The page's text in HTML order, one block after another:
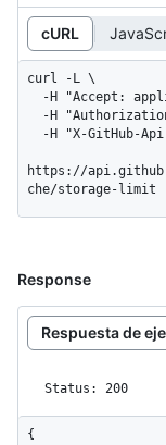
cURL
curl -L \
https://
che/storage-limit
Response
Respuesta de
Status: 200
{